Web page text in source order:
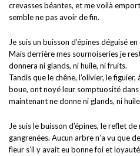
crevasses béantes, et me voilà
semble ne pas avoir de fin.
Je suis un buisson d’épines déguisé
Mais derrière mes sournoiseries je
donnera ni glands, ni huile, ni fruits.
Tandis que le chêne, l’olivier, le
boue, ont noyé leur somptuosité
maintenant ne donne ni glands, ni
Je suis le buisson d’épines, le reflet
gangrenées. Aucun arbre n’a vu que
fleur s’il y avait eu bonne foi et